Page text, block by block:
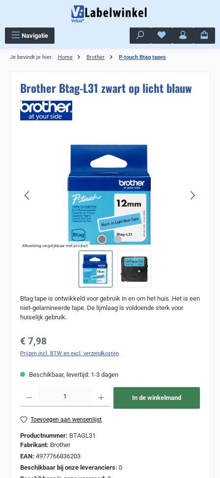
Navigatie Je hebt 0 items op
Je bevindt je hier: Home Brother P-touch Btag tapes
Brother Btag-L31 zwart op licht blauw
Sla de afbeeldingengalerij over
Afbeelding vergelijkbaar met product
Btag tape is ontwikkeld voor gebruik in en om het huis. Het is een
niet-gelamineerde tape. De lijmlaag is voldoende sterk voor
huiselijk gebruik.
Normale prijs:
€ 7,98
Prijzen incl. BTW en excl. verzendkosten
Beschikbaar, levertijd: 1-3 dagen
In de winkelmand
Toevoegen aan wensenlijst
Productnummer: BTAGL31
Fabrikant: Brother
EAN: 4977766836203
Beschikbaar bij onze leveranciers: 0